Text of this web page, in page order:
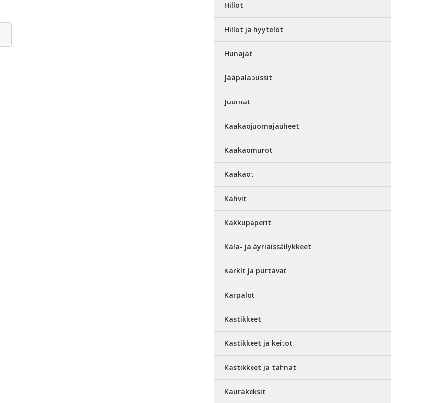
Hillot
Hillot ja hyytelöt
Hunajat
Jääpalapussit
Juomat
Kaakaojuomajauheet
Kaakaomurot
Kaakaot
Kahvit
Kakkupaperit
Kala- ja äyriäissäilykkeet
Karkit ja purtavat
Karpalot
Kastikkeet
Kastikkeet ja keitot
Kastikkeet ja tahnat
Kaurakeksit